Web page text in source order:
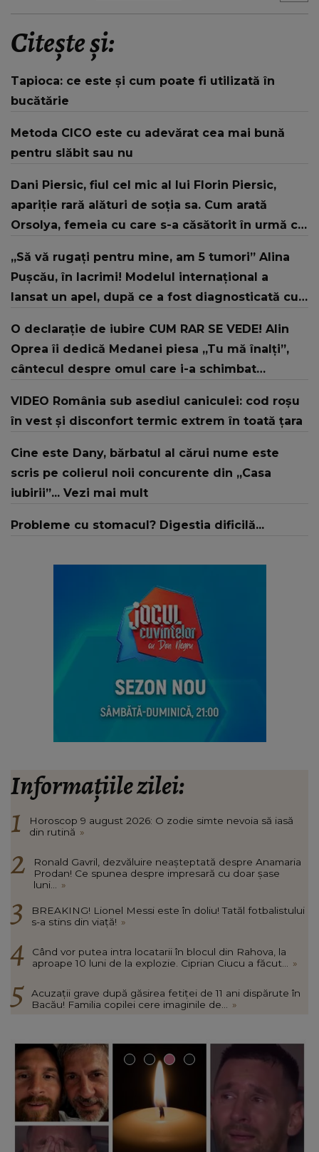
Citește și:
Tapioca: ce este și cum poate fi utilizată în
bucătărie
Metoda CICO este cu adevărat cea mai bună
pentru slăbit sau nu
Dani Piersic, fiul cel mic al lui Florin Piersic,
apariție rară alături de soția sa. Cum arată
Orsolya, femeia cu care s-a căsătorit în urmă cu
„Să vă rugați pentru mine, am 5 tumori” Alina
Pușcău, în lacrimi! Modelul internațional a
lansat un apel, după ce a fost diagnosticată cu
O declarație de iubire CUM RAR SE VEDE! Alin
Oprea îi dedică Medanei piesa „Tu mă înalți”,
cântecul despre omul care i-a schimbat
iubit cu bunătate și răbdare, până când omul
din mine și-a regăsit pacea"
VIDEO România sub asediul caniculei: cod roșu
în vest și disconfort termic extrem în toată țara
Cine este Dany, bărbatul al cărui nume este
scris pe colierul noii concurente din „Casa
iubirii”... Vezi mai mult
Probleme cu stomacul? Digestia dificilă...
Informațiile zilei:
Horoscop 9 august 2026: O zodie simte nevoia să iasă
din rutină »
Ronald Gavril, dezvăluire neașteptată despre Anamaria
Prodan! Ce spunea despre impresară cu doar șase
luni...
»
BREAKING! Lionel Messi este în doliu! Tatăl fotbalistului
s-a stins din viață! »
Când vor putea intra locatarii în blocul din Rahova, la
aproape 10 luni de la explozie. Ciprian Ciucu a făcut...
»
Acuzații grave după găsirea fetiței de 11 ani dispărute în
Bacău! Familia copilei cere imaginile de...
»